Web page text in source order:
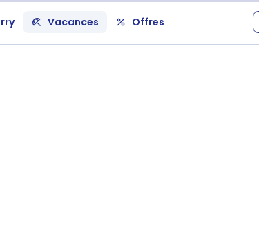
Vacances Offres